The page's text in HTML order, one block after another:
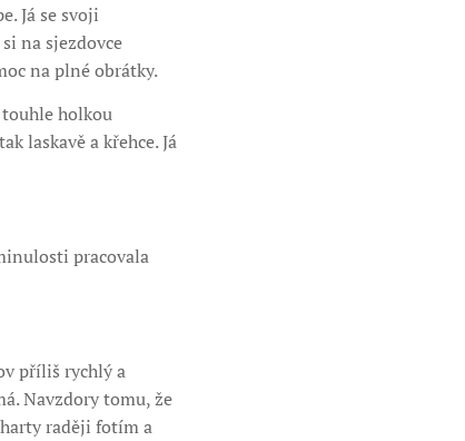
Já se svoji
na sjezdovce
na plné obrátky.
holkou
laskavě a křehce. Já
pracovala
příliš rychlý a
Navzdory tomu, že
raději fotím a